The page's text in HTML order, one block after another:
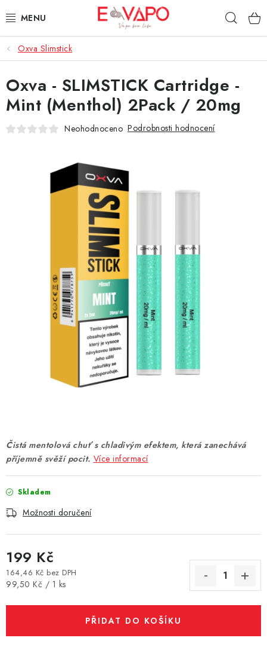
na
3D TISK
TIPY ZA DOBROU CENU
AROMATA A PŘÍCHUTĚ
E-LIQUIDY
NIKOTINOVÉ SÁČKY
DÁRKOVÉ VOUCHERY
ATOMIZÉRY A CARTRIDGE
BATERIE A NABÍJEČKY
NIKOTINOVÝ FILM
PŘÍSLUŠENSTVÍ
ZNAČKY
Vše o nákupu
Kontakty
Prodejny
Oxva Slimstick
Čistá mentolová chuť s chladivým efektem, která zanechává
příjemně svěží pocit. Více informací
Skladem
Možnosti doručení
199 Kč
164,46 Kč bez DPH
Měrná cena:
99,50 Kč / 1 ks
PŘIDAT DO KOŠÍKU
Oxva - SLIMSTICK Cartridge -
Mint (Menthol) 2Pack / 20mg
Neohodnoceno Podrobnosti hodnocení